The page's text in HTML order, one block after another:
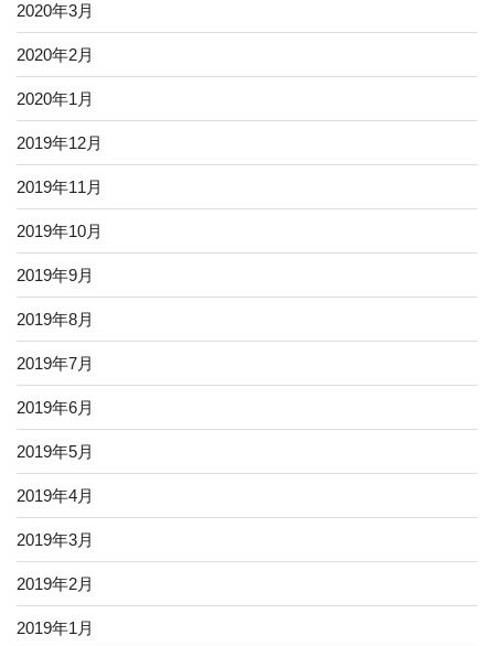
2020年3月
2020年2月
2020年1月
2019年12月
2019年11月
2019年10月
2019年9月
2019年8月
2019年7月
2019年6月
2019年5月
2019年4月
2019年3月
2019年2月
2019年1月